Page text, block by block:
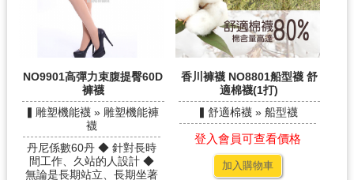
NO9901高彈力束腹提臀60D
褲襪
▍雕塑機能襪 » 雕塑機能褲
襪
丹尼係數60丹 ◆ 針對長時
間工作、久站的人設計 ◆
無論是長期站立、長期坐著
香川褲襪 NO8801船型襪 舒
適棉襪(1打)
▍舒適棉襪 » 船型襪
登入會員可查看價格
加入購物車